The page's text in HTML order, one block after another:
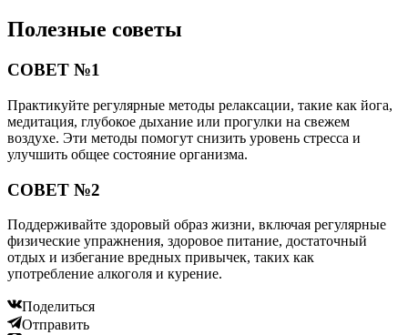
Полезные советы
СОВЕТ №1
Практикуйте регулярные методы релаксации, такие как йога,
медитация, глубокое дыхание или прогулки на свежем
воздухе. Эти методы помогут снизить уровень стресса и
улучшить общее состояние организма.
СОВЕТ №2
Поддерживайте здоровый образ жизни, включая регулярные
физические упражнения, здоровое питание, достаточный
отдых и избегание вредных привычек, таких как
употребление алкоголя и курение.
Поделиться
Отправить